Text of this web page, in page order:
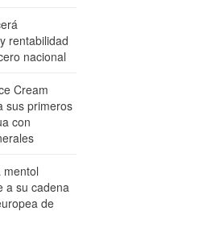
rentabilidad
nacional
Cream
sus primeros
con
mentol
a su cadena
de